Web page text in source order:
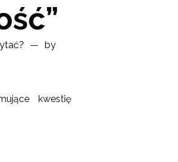
by
kwestię